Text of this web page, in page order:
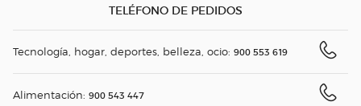
TELÉFONO DE PEDIDOS
Tecnología, hogar, deportes, belleza, ocio: 900 553 619
Alimentación: 900 543 447